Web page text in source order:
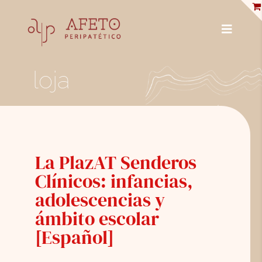
content
Toggle
ENCICLOPÉDIA
BIBLIOTECA
LOJA
SOBRE NÓS
loja
La PlazAT Senderos
Clínicos: infancias,
adolescencias y
ámbito escolar
[Español]